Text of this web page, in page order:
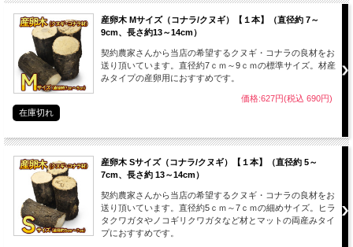
産卵木 Mサイズ（コナラ/クヌギ）【１本】（直径約 7～
9cm、長さ約13～14cm）
契約農家さんから当店の希望するクヌギ・コナラの良材をお
送り頂いています。直径約7ｃｍ～9ｃｍの標準サイズ。材産
みタイプの産卵用におすすめです。
価格:627円(税込 690円)
在庫切れ
産卵木 Sサイズ（コナラ/クヌギ）【１本】（直径約 5～
7cm、長さ約 13～14cm）
契約農家さんから当店の希望するクヌギ・コナラの良材をお
送り頂いています。直径約5ｃｍ～7ｃｍの細めサイズ。ヒラ
タクワガタやノコギリクワガタなど材とマットの両産みタイ
プにおすすめです。